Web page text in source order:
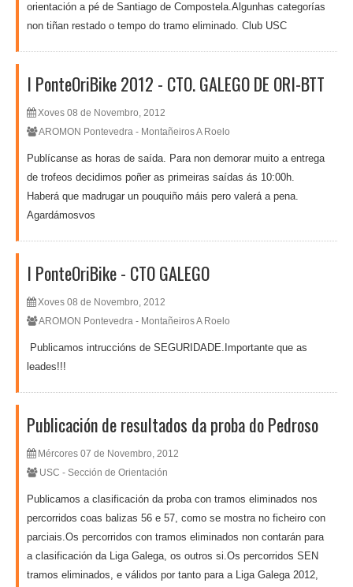
orientación a pé de Santiago de Compostela.Algunhas categorías
non tiñan restado o tempo do tramo eliminado. Club USC
I PonteOriBike 2012 - CTO. GALEGO DE ORI-BTT
Xoves 08 de Novembro, 2012
AROMON Pontevedra - Montañeiros A Roelo
Publícanse as horas de saída. Para non demorar muito a entrega
de trofeos decidimos poñer as primeiras saídas ás 10:00h.
Haberá que madrugar un pouquiño máis pero valerá a pena.
Agardámosvos
I PonteOriBike - CTO GALEGO
Xoves 08 de Novembro, 2012
AROMON Pontevedra - Montañeiros A Roelo
Publicamos intruccións de SEGURIDADE.Importante que as
leades!!!
Publicación de resultados da proba do Pedroso
Mércores 07 de Novembro, 2012
USC - Sección de Orientación
Publicamos a clasificación da proba con tramos eliminados nos
percorridos coas balizas 56 e 57, como se mostra no ficheiro con
parciais.Os percorridos con tramos eliminados non contarán para
a clasificación da Liga Galega, os outros si.Os percorridos SEN
tramos eliminados, e válidos por tanto para a Liga Galega 2012,